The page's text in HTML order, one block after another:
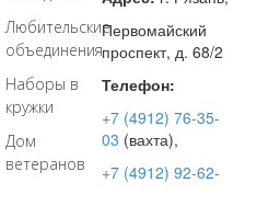
Любительские
объединения
Наборы в
кружки
Дом
ветеранов
Первомайский
проспект, д. 68/2
Телефон:
+7 (4912) 76-35-
03 (вахта),
+7 (4912) 92-62-